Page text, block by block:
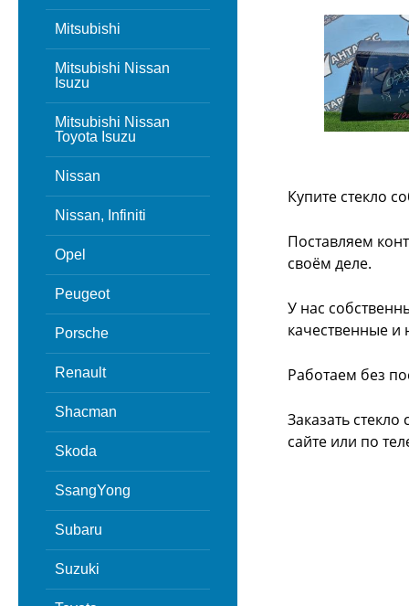
Mitsubishi
Mitsubishi Nissan
Isuzu
Mitsubishi Nissan
Toyota Isuzu
Nissan
Nissan, Infiniti
Opel
Peugeot
Porsche
Renault
Shacman
Skoda
SsangYong
Subaru
Suzuki
Купите стекло
Поставляем
своём деле.
У нас
качественные и
Работаем без
Заказать
сайте или по